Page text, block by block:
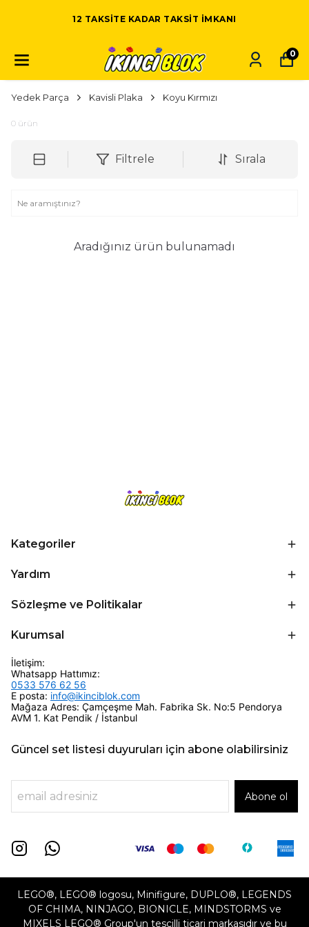
12 TAKSITE KADAR TAKSIT IMKANI
0
Yedek Parça Kavisli Plaka Koyu Kırmızı
0 ürün
Filtrele Sırala
Aradığınız ürün bulunamadı
Kategoriler
Yardım
Sözleşme ve Politikalar
Kurumsal
İletişim:
Whatsapp Hattımız:
0533 576 62 56
E posta: info@ikinciblok.com
Mağaza Adres: Çamçeşme Mah. Fabrika Sk. No:5 Pendorya
AVM 1. Kat Pendik / İstanbul
Güncel set listesi duyuruları için abone olabilirsiniz
Abone ol
LEGO®, LEGO® logosu, Minifigure, DUPLO®, LEGENDS
OF CHIMA, NINJAGO, BIONICLE, MINDSTORMS ve
MIXELS LEGO® Group'un tescilli ticari markasıdır ve bu